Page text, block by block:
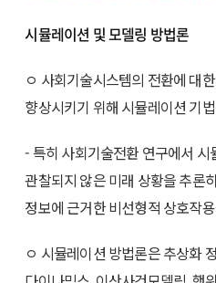
시뮬레이션 및 모델링 방법론
ㅇ 사회기술시스템의 전환에 대
향상시키기 위해 시뮬레이션 기
- 특히 사회기술전환 연구에서
관찰되지 않은 미래 상황을 추론
정보에 근거한 비선형적 상호작
ㅇ 시뮬레이션 방법론은 추상화